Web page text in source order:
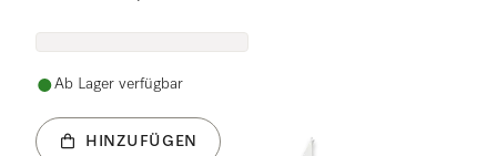
Ab Lager verfügbar
HINZUFÜGEN